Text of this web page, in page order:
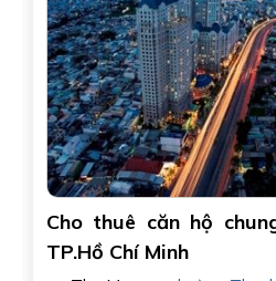
Cho thuê căn hộ
TP.Hồ Chí Minh